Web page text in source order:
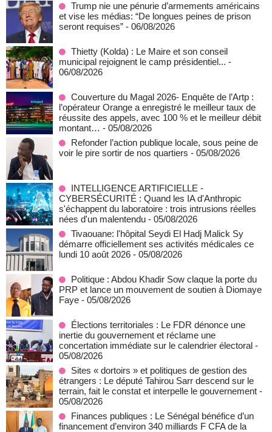
Trump nie une pénurie d’armements américains
et vise les médias: “De longues peines de prison
seront requises” - 06/08/2026
‎Thietty (Kolda) : Le Maire et son conseil
municipal rejoignent le camp présidentiel... -
06/08/2026
Couverture du Magal 2026- Enquête de l’Artp :
l’opérateur Orange a enregistré le meilleur taux de
réussite des appels, avec 100 % et le meilleur débit
montant… - 05/08/2026
Refonder l’action publique locale, sous peine de
voir le pire sortir de nos quartiers - 05/08/2026
INTELLIGENCE ARTIFICIELLE -
CYBERSÉCURITÉ : Quand les IA d'Anthropic
s'échappent du laboratoire : trois intrusions réelles
nées d'un malentendu - 05/08/2026
Tivaouane: l'hôpital Seydi El Hadj Malick Sy
démarre officiellement ses activités médicales ce
lundi 10 août 2026 - 05/08/2026
Politique : Abdou Khadir Sow claque la porte du
PRP et lance un mouvement de soutien à Diomaye
Faye - 05/08/2026
Élections territoriales : Le FDR dénonce une
inertie du gouvernement et réclame une
concertation immédiate sur le calendrier électoral -
05/08/2026
Sites « dortoirs » et politiques de gestion des
étrangers : Le député Tahirou Sarr descend sur le
terrain, fait le constat et interpelle le gouvernement -
05/08/2026
Finances publiques : Le Sénégal bénéfice d’un
financement d’environ 340 milliards F CFA de la